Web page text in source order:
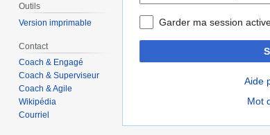
Garder ma session
Aide
Mot
Outils
Version imprimable
Contact
Coach & Engagé
Coach & Superviseur
Coach & Agile
Wikipédia
Courriel